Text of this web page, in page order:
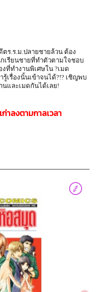
ร.ร.ม.ปลายชายล้วน ต้อง
เรียนชายที่ทำตัวตามใจชอบ
ที่ทำงานพิเศษใน?เมด
เรื่องนั้นเข้าจนได้?!? เชิญพบ
นและเมดกันได้เลย!
าลงตามกาลเวลา